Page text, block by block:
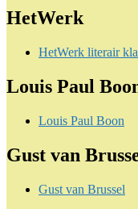
HetWerk
HetWerk literair
Louis Paul
Louis Paul Boon
Gust van
Gust van Brussel